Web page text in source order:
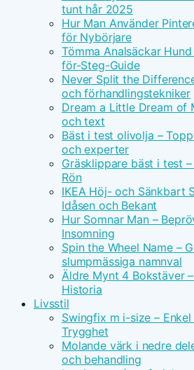
tunt hår 2025
Hur Man Använder
för Nybörjare
Tömma Analsäckar
för-Steg-Guide
Never Split the
och förhandlingstekniker
Dream a Little Dream of
och text
Bäst i test olivolja –
och experter
Gräsklippare bäst i test
Rön
IKEA Höj- och Sänkbart
Idåsen och Bekant
Hur Somnar Man –
Insomning
Spin the Wheel Name –
slumpmässiga namnval
Äldre Mynt 4 Bokstäver
Historia
Livsstil
Swingfix m i-size –
Trygghet
Molande värk i nedre
och behandling